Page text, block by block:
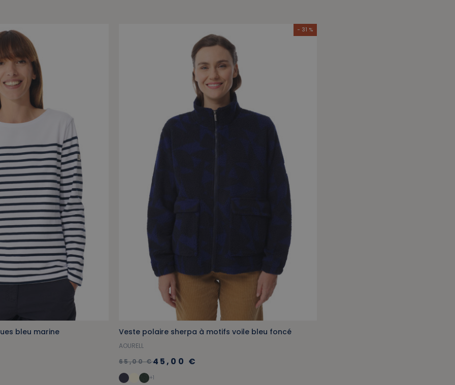
bleu marine
- 31 %
Veste polaire sherpa à motifs voile bleu foncé
AOURELL
65,00 €45,00 €
+1